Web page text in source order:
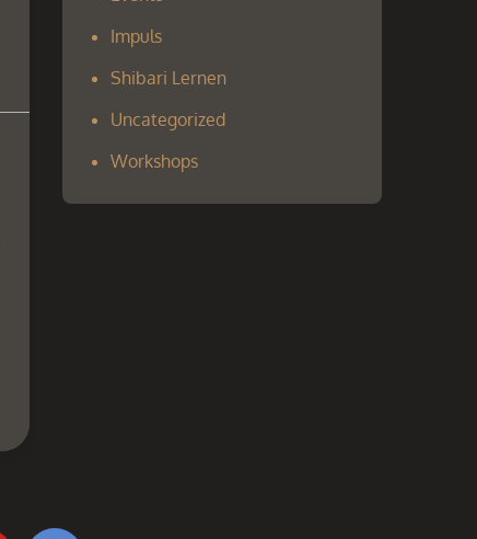
Impuls
Shibari Lernen
Uncategorized
Workshops